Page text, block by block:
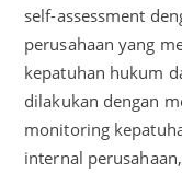
self-assessment
perusahaan yang
kepatuhan hukum
dilakukan dengan
monitoring
internal